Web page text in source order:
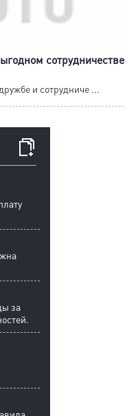
сотрудничестве
и сотрудниче ...
за